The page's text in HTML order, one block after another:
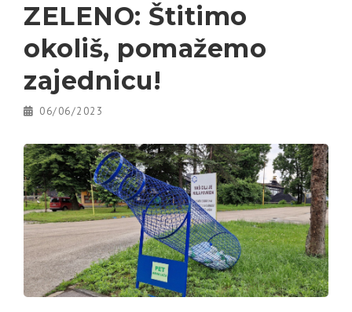
ZELENO: Štitimo
okoliš, pomažemo
zajednicu!
06/06/2023